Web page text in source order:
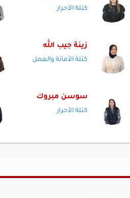
كتلة الأحرار
زينة جيب الله
كتلة الأمانة والعمل
سوسن مبروك
كتلة الأحرار